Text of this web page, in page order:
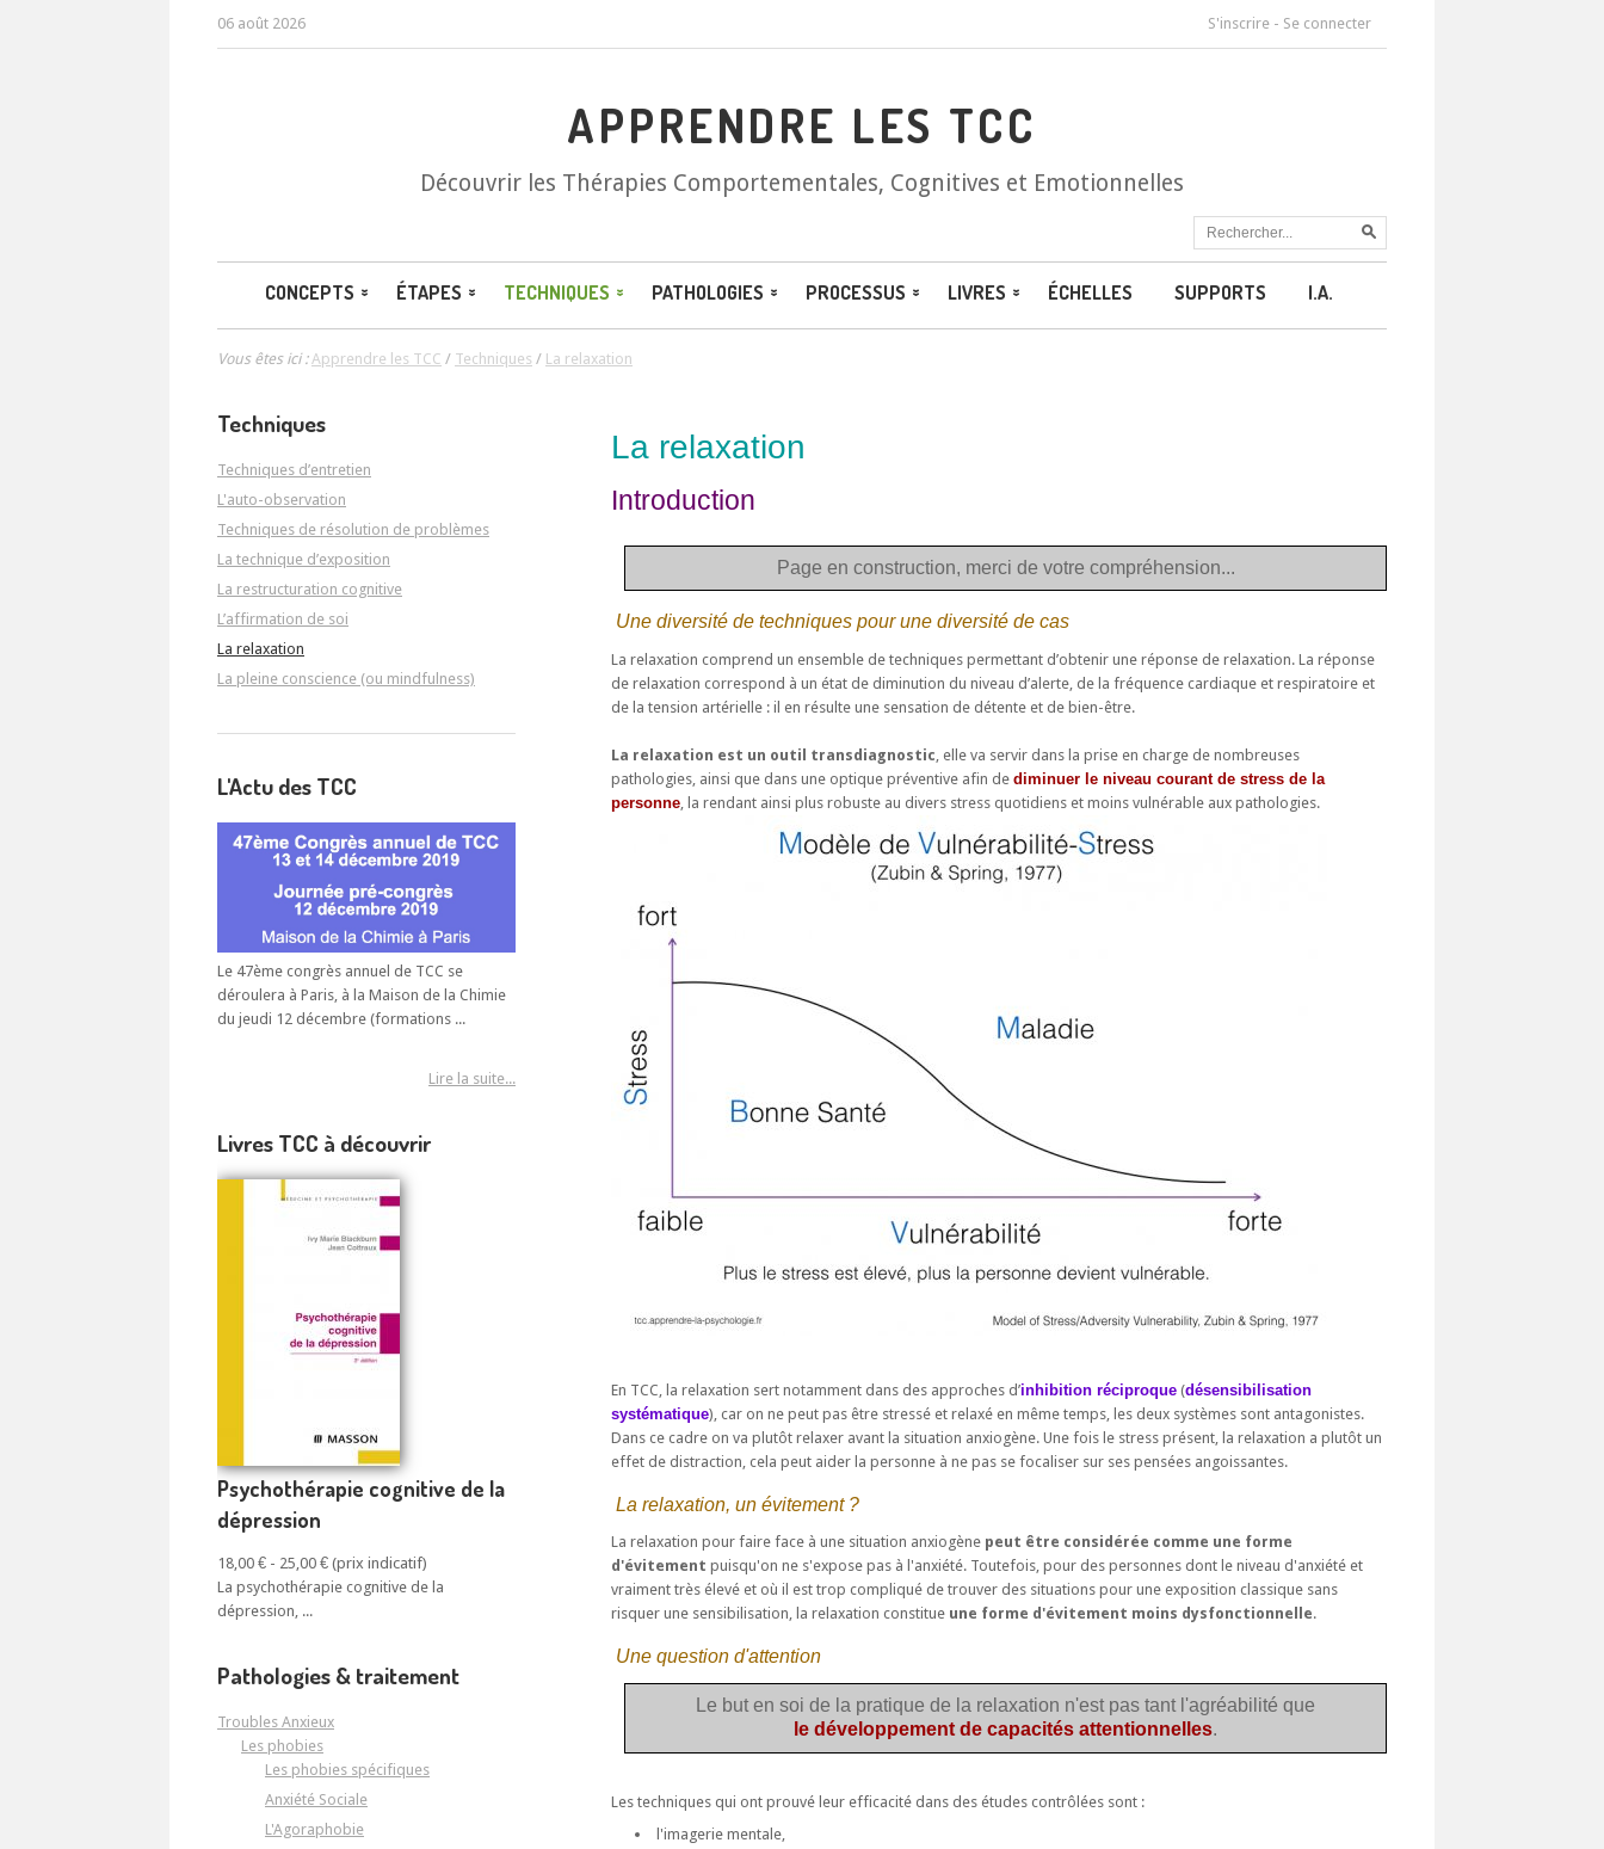
06 août 2026 S'inscrire - Se connecter
APPRENDRE LES TCC
Découvrir les Thérapies Comportementales, Cognitives et Emotionnelles
CONCEPTS ÉTAPES TECHNIQUES PATHOLOGIES PROCESSUS LIVRES ÉCHELLES SUPPORTS I.A.
Vous êtes ici :Apprendre les TCC / Techniques / La relaxation
La relaxation
Introduction
Page en construction, merci de votre compréhension...
Une diversité de techniques pour une diversité de cas
La relaxation comprend un ensemble de techniques permettant d’obtenir une réponse de relaxation. La réponse
de relaxation correspond à un état de diminution du niveau d’alerte, de la fréquence cardiaque et respiratoire et
de la tension artérielle : il en résulte une sensation de détente et de bien-être.
La relaxation est un outil transdiagnostic , elle va servir dans la prise en charge de nombreuses
pathologies, ainsi que dans une optique préventive afin de diminuer le niveau courant de stress de la
personne , la rendant ainsi plus robuste au divers stress quotidiens et moins vulnérable aux pathologies.
En TCC, la relaxation sert notamment dans des approches d’inhibition réciproque (désensibilisation
systématique), car on ne peut pas être stressé et relaxé en même temps, les deux systèmes sont antagonistes.
Dans ce cadre on va plutôt relaxer avant la situation anxiogène. Une fois le stress présent, la relaxation a plutôt un
effet de distraction, cela peut aider la personne à ne pas se focaliser sur ses pensées angoissantes.
La relaxation, un évitement ?
La relaxation pour faire face à une situation anxiogène peut être considérée comme une forme
d'évitement puisqu'on ne s'expose pas à l'anxiété. Toutefois, pour des personnes dont le niveau d'anxiété et
vraiment très élevé et où il est trop compliqué de trouver des situations pour une exposition classique sans
risquer une sensibilisation, la relaxation constitue une forme d'évitement moins dysfonctionnelle.
Une question d'attention
Le but en soi de la pratique de la relaxation n'est pas tant l'agréabilité que
le développement de capacités attentionnelles.
Les techniques qui ont prouvé leur efficacité dans des études contrôlées sont :
l'imagerie mentale,
Techniques
Techniques d’entretien
L'auto-observation
Techniques de résolution de problèmes
La technique d’exposition
La restructuration cognitive
L’affirmation de soi
La relaxation
La pleine conscience (ou mindfulness)
L'Actu des TCC
Le 47ème congrès annuel de TCC se
déroulera à Paris, à la Maison de la Chimie
du jeudi 12 décembre (formations ...
Lire la suite...
Livres TCC à découvrir
Psychothérapie cognitive de la
dépression
18,00 € - 25,00 €
La psychothérapie cognitive de la
dépression, ...
Pathologies & traitement
Troubles Anxieux
Les phobies
Les phobies spécifiques
Anxiété Sociale
L'Agoraphobie